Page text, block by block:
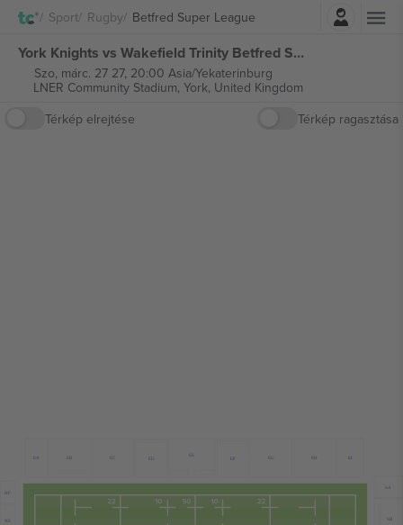
Sport Rugby Betfred Super League
Belépés
York Knights vs Wakefield Trinity Betfred Super League jegyek
Szo, márc. 27 27, 20:00 Asia/Yekaterinburg
LNER Community Stadium, York, United Kingdom
Térkép elrejtése
Térkép ragasztása
EG
EE
ED
EC
EB
EA
SA
SB
NE
NF